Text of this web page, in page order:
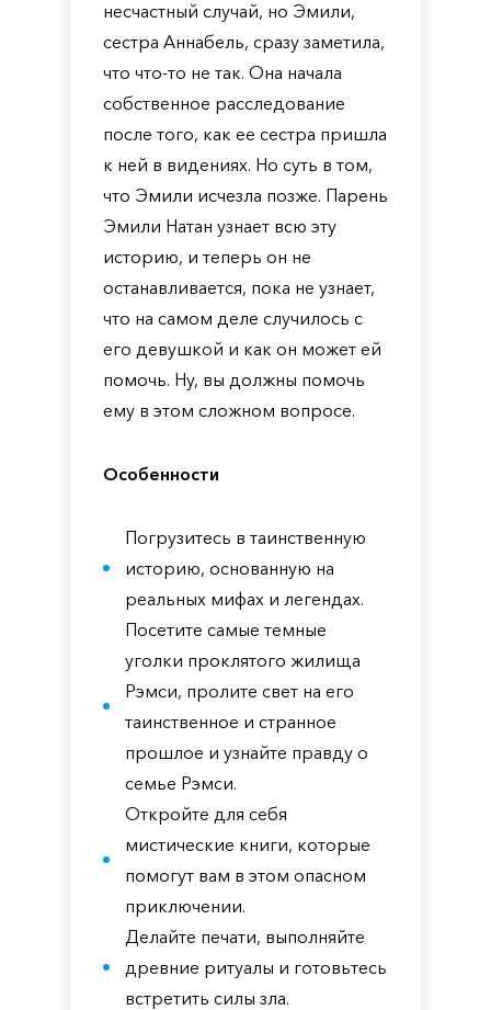
несчастный случай, но Эмили,
сестра Аннабель, сразу заметила,
что что-то не так. Она начала
собственное расследование
после того, как ее сестра пришла
к ней в видениях. Но суть в том,
что Эмили исчезла позже. Парень
Эмили Натан узнает всю эту
историю, и теперь он не
останавливается, пока не узнает,
что на самом деле случилось с
его девушкой и как он может ей
помочь. Ну, вы должны помочь
ему в этом сложном вопросе.
Особенности
Погрузитесь в таинственную
историю, основанную на
реальных мифах и легендах.
Посетите самые темные
уголки проклятого жилища
Рэмси, пролите свет на его
таинственное и странное
прошлое и узнайте правду о
семье Рэмси.
Откройте для себя
мистические книги, которые
помогут вам в этом опасном
приключении.
Делайте печати, выполняйте
древние ритуалы и готовьтесь
встретить силы зла.